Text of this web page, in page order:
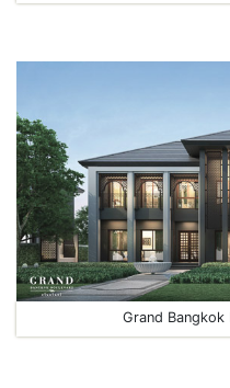
Grand